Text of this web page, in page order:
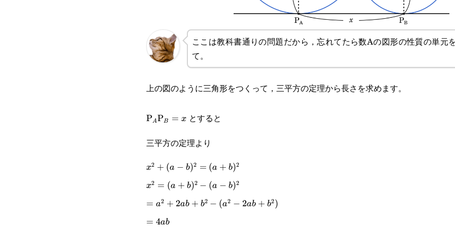
ここは教科書通りの問題だから，忘れてたら数Aの図形の性質の単元
て。
上の図のように三角形をつくって，三平方の定理から長さを求めます。
\text{P}_A\text{P}_B=x
PAPB = xとすると
三平方の定理より
x^2+(a-
b)^2=
(a+b)^2
x2 + (a − b)2 = (a + b)2
x^2=
(a+b)^2-
(a-b)^2
x2 = (a + b)2 − (a − b)2
=a^2+2ab+b^2-
(a^2-2ab+b^2)
= a2 + 2ab + b2 − (a2 − 2ab + b2)
=4ab
= 4ab